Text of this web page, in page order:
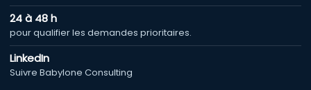
24 à 48 h
pour qualifier les demandes prioritaires.
LinkedIn
Suivre Babylone Consulting